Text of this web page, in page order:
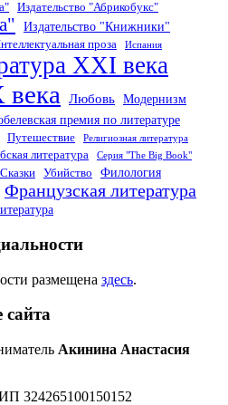
Издательство "Абрикобукс"
Издательство "Книжники"
проза Испания
XXI века
Любовь Модернизм
премия по литературе
Путешествие Религиозная литература
литература Серия "The Big Book"
Сказки Убийство
Филология
Французская литература
размещена здесь.
сайта
Акинина Анастасия
324265100150152